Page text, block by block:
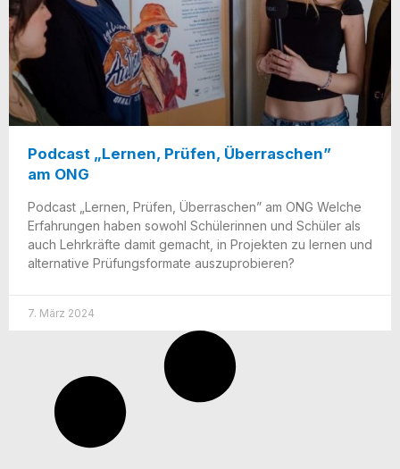
Podcast „Lernen, Prüfen, Überraschen”
am ONG
Pod­cast „Ler­nen, Prü­fen, Über­ra­schen” am ONG Wel­che
Erfah­run­gen haben sowohl Schü­le­rin­nen und Schü­ler als
auch Lehr­kräf­te damit gemacht, in Pro­jek­ten zu ler­nen und
alter­na­ti­ve Prü­fungs­for­ma­te auszuprobieren?
7. März 2024